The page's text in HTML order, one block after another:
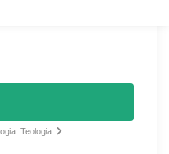
Teologia